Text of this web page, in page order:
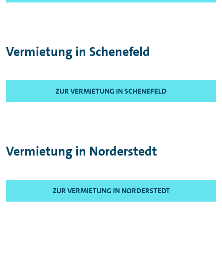
Vermietung in Schenefeld
ZUR VERMIETUNG IN SCHENEFELD
Vermietung in Norderstedt
ZUR VERMIETUNG IN NORDERSTEDT